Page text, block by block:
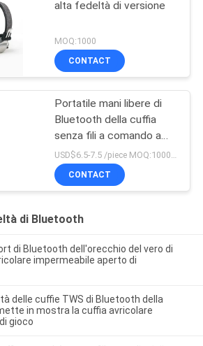
alta fedeltà di versione
MOQ:1000
CONTACT
Portatile mani libere di
Bluetooth della cuffia
senza fili a comando a
tocco della cuffia per lo
sport
CONTACT
di Bluetooth
di Bluetooth dell'orecchio del vero di
impermeabile aperto di
delle cuffie TWS di Bluetooth della
in mostra la cuffia avricolare
gioco